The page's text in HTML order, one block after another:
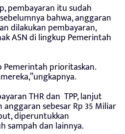
pembayaran itu sudah
bahwa, anggaran
dilakukan pembayaran,
ASN di lingkup Pemerintah
Pemerintah prioritaskan.
THR dan TPP, lanjut
anggaran sebesar Rp 35 Miliar
diperuntukkan
sampah dan lainnya.